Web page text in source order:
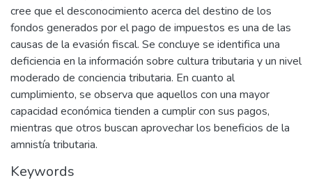
cree que el desconocimiento acerca del destino de los
fondos generados por el pago de impuestos es una de las
causas de la evasión fiscal. Se concluye se identifica una
deficiencia en la información sobre cultura tributaria y un nivel
moderado de conciencia tributaria. En cuanto al
cumplimiento, se observa que aquellos con una mayor
capacidad económica tienden a cumplir con sus pagos,
mientras que otros buscan aprovechar los beneficios de la
amnistía tributaria.
Keywords